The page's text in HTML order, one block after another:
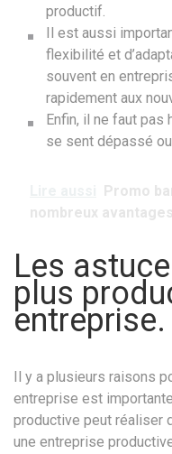
productif.
Il est aussi
flexibilité et
souvent en
rapidement aux
Enfin, il ne faut pas
se sent dépassé
Promo
nombreux avantages
Les
plus
entreprise.
Il y a plusieurs raisons
entreprise est
productive peut réaliser
une entreprise